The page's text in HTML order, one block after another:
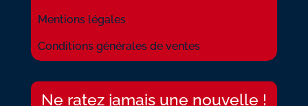
Mentions légales
Conditions générales de ventes
Ne ratez jamais une nouvelle !